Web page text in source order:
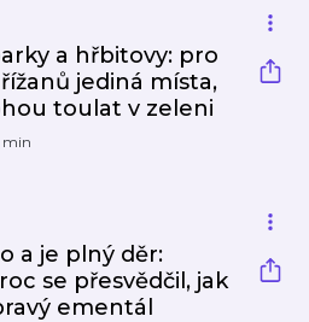
a hřbitovy: pro
jediná místa,
toulat v zeleni
min
a je plný děr:
se přesvědčil, jak
ementál